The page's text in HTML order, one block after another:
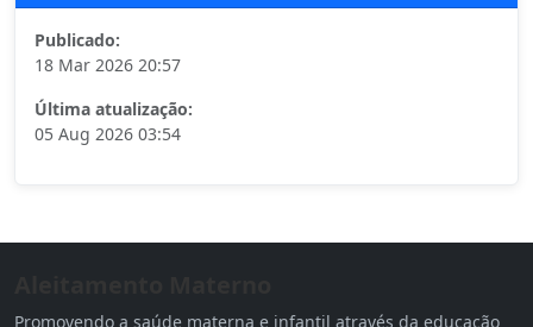
Publicado:
18 Mar 2026 20:57
Última atualização:
05 Aug 2026 03:54
Promovendo a saúde materna e infantil através da educação